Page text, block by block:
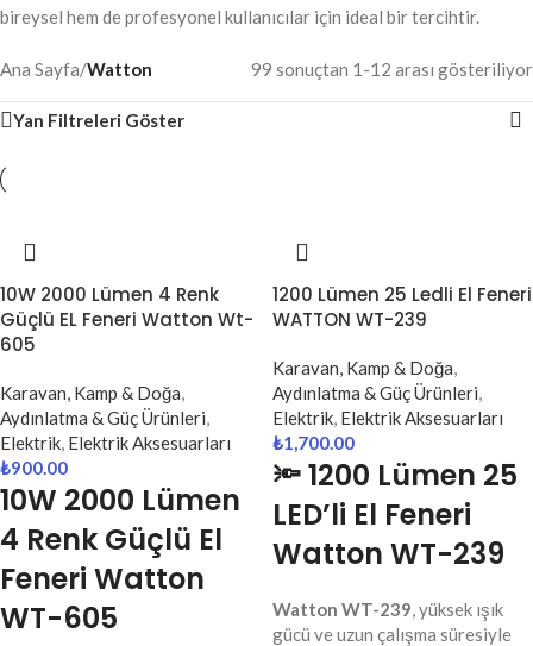
bireysel hem de profesyonel kullanıcılar için ideal bir tercihtir.
Ana Sayfa/Watton 99 sonuçtan 1-12 arası gösteriliyor
Yan Filtreleri Göster
10W 2000 Lümen 4 Renk
Güçlü EL Feneri Watton Wt-
605
Karavan, Kamp & Doğa,
Aydınlatma & Güç Ürünleri,
Elektrik, Elektrik Aksesuarları
₺900.00
10W 2000 Lümen
4 Renk Güçlü El
Feneri Watton
WT-605
1200 Lümen 25 Ledli El Feneri
WATTON WT-239
Karavan, Kamp & Doğa,
Aydınlatma & Güç Ürünleri,
Elektrik, Elektrik Aksesuarları
₺1,700.00
🔦 1200 Lümen 25
LED’li El Feneri
Watton WT-239
Watton WT-239, yüksek ışık
gücü ve uzun çalışma süresiyle